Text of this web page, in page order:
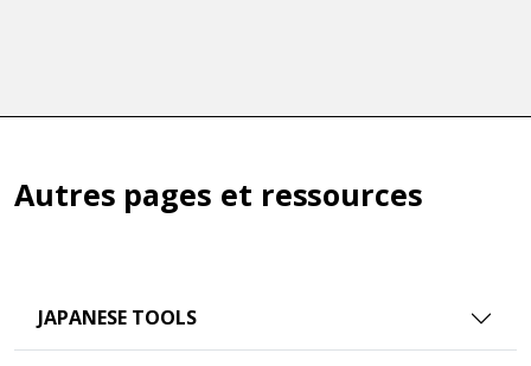
Autres pages et ressources
JAPANESE TOOLS